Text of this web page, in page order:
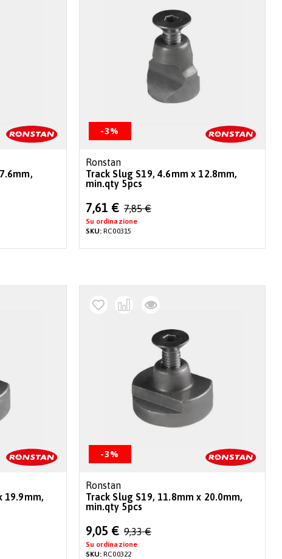
-3%
Ronstan
Track Slug S19, 4.6mm x 12.8mm,
min.qty 5pcs
Special
Price
7,61 € 7,85 €
Su ordinazione
SKU:RC00315
19.9mm,
-3%
Ronstan
Track Slug S19, 11.8mm x 20.0mm,
min.qty 5pcs
Special
Price
9,05 € 9,33 €
Su ordinazione
SKU:RC00322